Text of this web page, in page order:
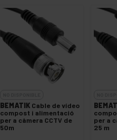
BEMATIK Cable de vídeo
compost i alimentació
per a càmera CCTV de
50m
per a
25 m